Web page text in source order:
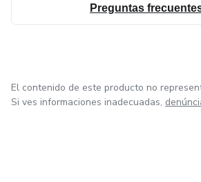
Preguntas
El contenido de este producto no
Si ves informaciones inadecuadas,